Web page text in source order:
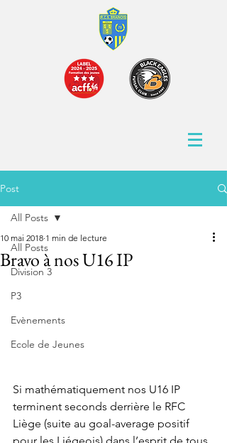
Post
All Posts
Division 3
P3
Evènements
Ecole de Jeunes
All Posts
Bravo à nos U16 IP
10 mai 2018 1 min de lecture
Si mathématiquement nos U16 IP
terminent seconds derrière le RFC
Liège (suite au goal-average positif